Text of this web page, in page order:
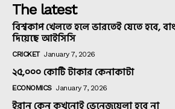
The latest
বিশ্বকাপ খেলতে হলে ভারতেই যেতে হবে,
দিয়েছে আইসিসি
CRICKET January 7, 2026
২৫,০০০ কোটি টাকার কেনাকাটা
ECONOMICS January 7, 2026